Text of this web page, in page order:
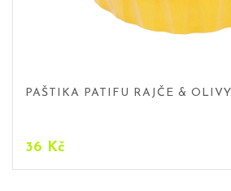
PAŠTIKA PATIFU RAJČE & OLIVY
36 Kč